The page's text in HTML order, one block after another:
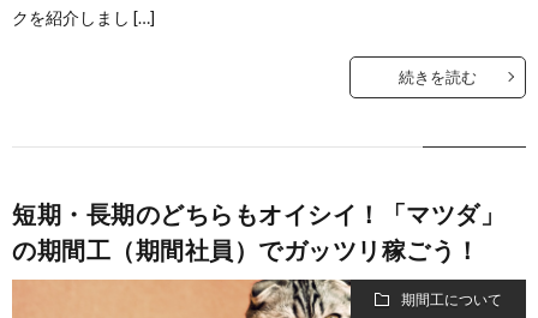
クを紹介しまし […]
続きを読む
短期・長期のどちらもオイシイ！「マツダ」
の期間工（期間社員）でガッツリ稼ごう！
期間工について